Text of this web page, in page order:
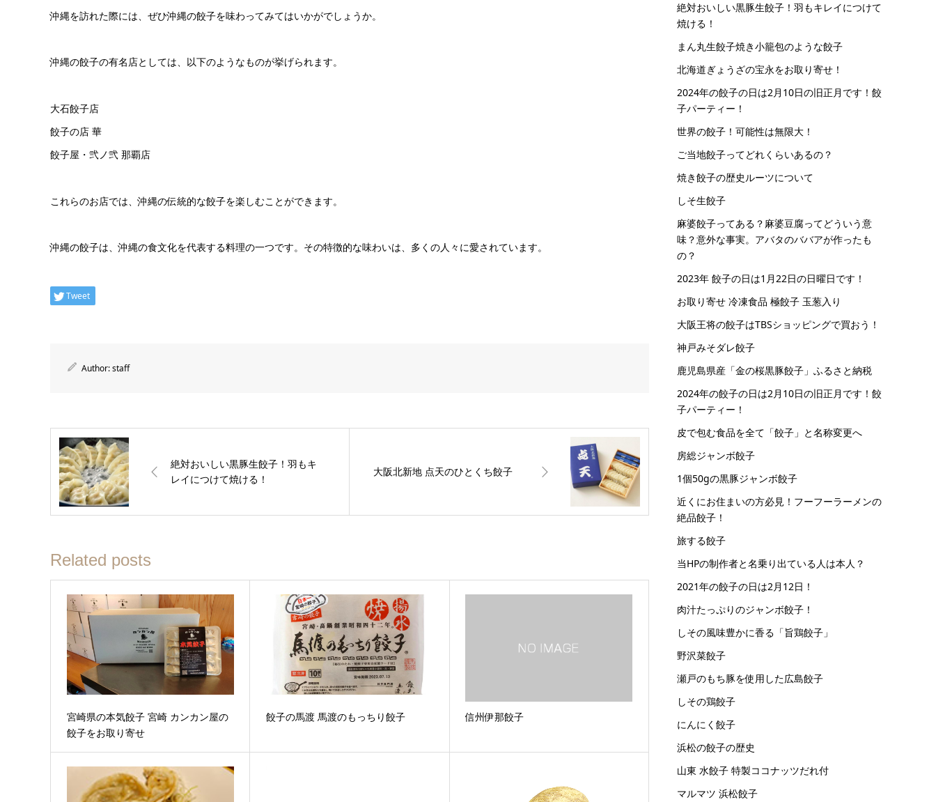
沖縄を訪れた際には、ぜひ沖縄の餃子を味わってみてはいかがでしょうか。
沖縄の餃子の有名店としては、以下のようなものが挙げられます。
大石餃子店
餃子の店 華
餃子屋・弐ノ弐 那覇店
これらのお店では、沖縄の伝統的な餃子を楽しむことができます。
沖縄の餃子は、沖縄の食文化を代表する料理の一つです。その特徴的な味わいは、多くの人々に愛されています。
Tweet
Author:staff
絶対おいしい黒豚生餃子！羽もキ
レイにつけて焼ける！
大阪北新地 点天のひとくち餃子
Related posts
宮崎県の本気餃子 宮崎 カンカン屋の
餃子をお取り寄せ
餃子の馬渡 馬渡のもっちり餃子 信州伊那餃子
絶対おいしい黒豚生餃子！羽もキレイにつけて
焼ける！
まん丸生餃子焼き小籠包のような餃子
北海道ぎょうざの宝永をお取り寄せ！
2024年の餃子の日は2月10日の旧正月です！餃
子パーティー！
世界の餃子！可能性は無限大！
ご当地餃子ってどれくらいあるの？
焼き餃子の歴史ルーツについて
しそ生餃子
麻婆餃子ってある？麻婆豆腐ってどういう意
味？意外な事実。アバタのババアが作ったも
の？
2023年 餃子の日は1月22日の日曜日です！
お取り寄せ 冷凍食品 極餃子 玉葱入り
大阪王将の餃子はTBSショッピングで買おう！
神戸みそダレ餃子
鹿児島県産「金の桜黒豚餃子」ふるさと納税
2024年の餃子の日は2月10日の旧正月です！餃
子パーティー！
皮で包む食品を全て「餃子」と名称変更へ
房総ジャンボ餃子
1個50gの黒豚ジャンボ餃子
近くにお住まいの方必見！フーフーラーメンの
絶品餃子！
旅する餃子
当HPの制作者と名乗り出ている人は本人？
2021年の餃子の日は2月12日！
肉汁たっぷりのジャンボ餃子！
しその風味豊かに香る「旨鶏餃子」
野沢菜餃子
瀬戸のもち豚を使用した広島餃子
しその鶏餃子
にんにく餃子
浜松の餃子の歴史
山東 水餃子 特製ココナッツだれ付
マルマツ 浜松餃子